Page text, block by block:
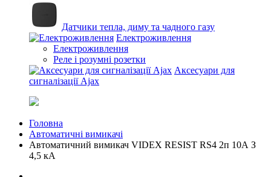
Датчики тепла, диму та чадного газу
Електроживлення
Електроживлення
Реле і розумні розетки
Аксесуари для
сигналізації Ajax
Головна
Автоматичні вимикачі
Автоматичний вимикач VIDEX RESIST RS4 2п 10А З
4,5 кА